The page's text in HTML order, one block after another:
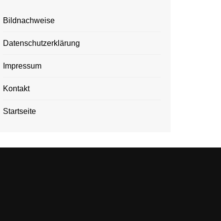
Bildnachweise
Datenschutzerklärung
Impressum
Kontakt
Startseite